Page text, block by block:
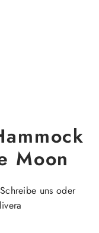
Moon
uns oder